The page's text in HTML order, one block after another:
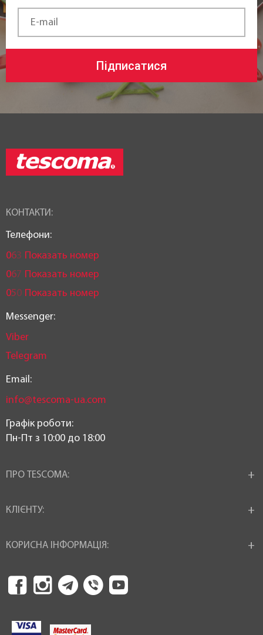
Підписатися
КОНТАКТИ:
Телефони:
063 Показать номер
067 Показать номер
050 Показать номер
Messenger:
Viber
Telegram
Email:
info@tescoma-ua.com
Графік роботи:
Пн-Пт з 10:00 до 18:00
ПРО TESCOMA:
КЛІЄНТУ:
КОРИСНА ІНФОРМАЦІЯ: